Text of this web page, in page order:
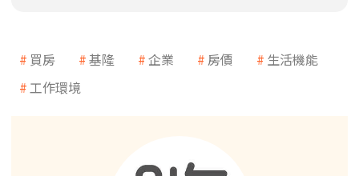
買房 基隆 企業 房價
生活機能
工作環境